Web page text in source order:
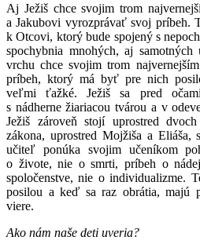
Aj Ježiš chce svojim trom
a Jakubovi vyrozprávať svoj príbeh.
k Otcovi, ktorý bude spojený s
spochybnia mnohých, aj samotných
vrchu chce svojim trom
príbeh, ktorý má byť pre nich
veľmi ťažké. Ježiš sa pred
s nádherne žiariacou tvárou a v
Ježiš zároveň stojí uprostred
zákona, uprostred Mojžiša a Eliáša,
učiteľ ponúka svojim učeníkom
o živote, nie o smrti, príbeh o
spoločenstve, nie o individualizme.
posilou a keď sa raz obrátia, majú
viere.
Ako nám naše deti uveria?